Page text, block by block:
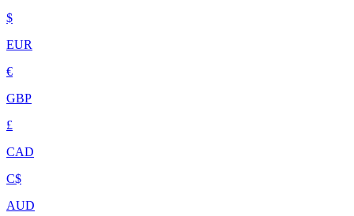
$
EUR
€
GBP
£
CAD
C$
AUD